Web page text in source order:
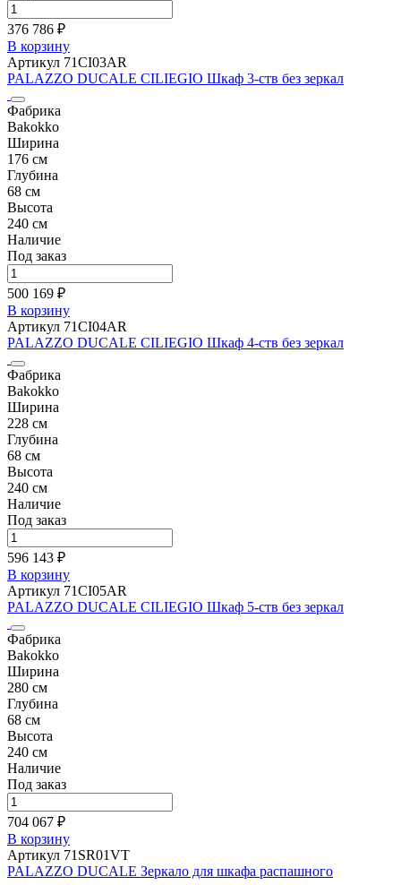
376 786 ₽
В корзину
Артикул 71CI03AR
PALAZZO DUCALE CILIEGIO Шкаф 3-ств без зеркал
Фабрика
Bakokko
Ширина
176 см
Глубина
68 см
Высота
240 см
Наличие
Под заказ
500 169 ₽
В корзину
Артикул 71CI04AR
PALAZZO DUCALE CILIEGIO Шкаф 4-ств без зеркал
Фабрика
Bakokko
Ширина
228 см
Глубина
68 см
Высота
240 см
Наличие
Под заказ
596 143 ₽
В корзину
Артикул 71CI05AR
PALAZZO DUCALE CILIEGIO Шкаф 5-ств без зеркал
Фабрика
Bakokko
Ширина
280 см
Глубина
68 см
Высота
240 см
Наличие
Под заказ
704 067 ₽
В корзину
Артикул 71SR01VT
PALAZZO DUCALE Зеркало для шкафа распашного